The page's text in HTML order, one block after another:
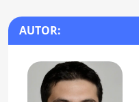
AUTOR: